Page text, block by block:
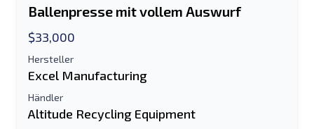
Ballenpresse mit vollem Auswurf
$33,000
Hersteller
Excel Manufacturing
Händler
Altitude Recycling Equipment